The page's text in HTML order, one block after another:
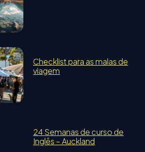
Checklist para as malas de
viagem
24 Semanas de curso de
Inglês – Auckland